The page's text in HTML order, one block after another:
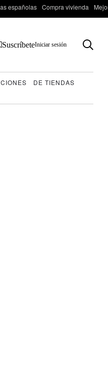
españolas Compra vivienda
SuscríbeteIniciar sesión
DE TIENDAS